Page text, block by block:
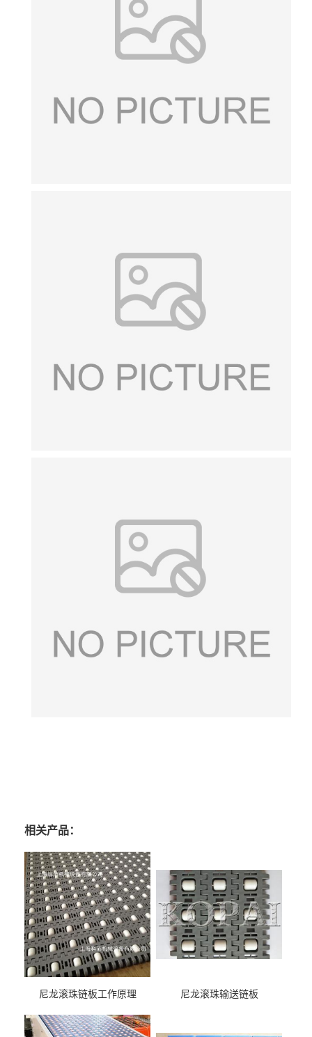
相关产品：
尼龙滚珠链板工作原理 尼龙滚珠输送链板